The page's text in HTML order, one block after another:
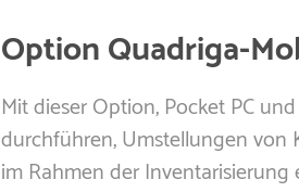
Option Quadriga-
Mit dieser Option, Pocket PC
durchführen, Umstellungen
im Rahmen der Inventarisierung